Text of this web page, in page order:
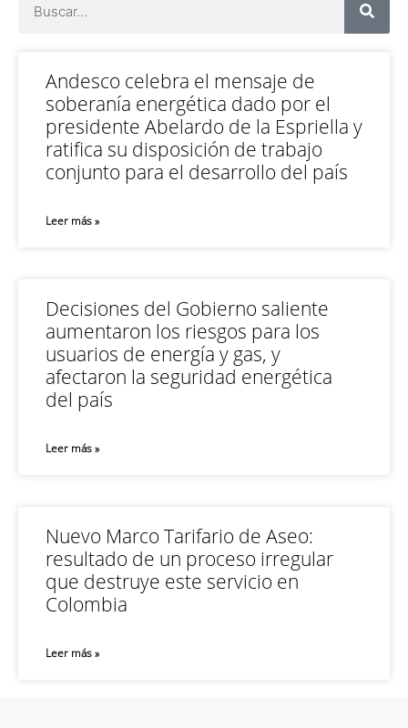
Andesco celebra el mensaje de
soberanía energética dado por el
presidente Abelardo de la Espriella y
ratifica su disposición de trabajo
conjunto para el desarrollo del país
Leer más »
Decisiones del Gobierno saliente
aumentaron los riesgos para los
usuarios de energía y gas, y
afectaron la seguridad energética
del país
Leer más »
Nuevo Marco Tarifario de Aseo:
resultado de un proceso irregular
que destruye este servicio en
Colombia
Leer más »